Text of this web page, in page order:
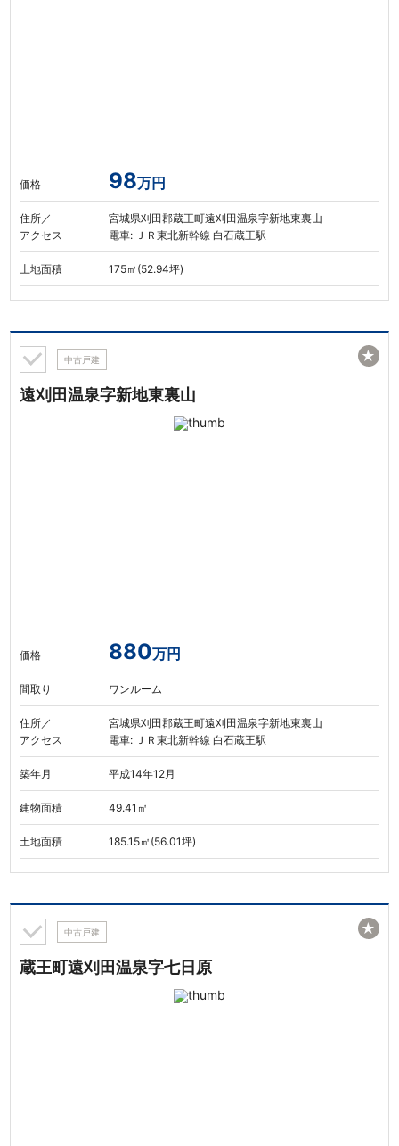
価格 98万円
住所／
アクセス
宮城県刈田郡蔵王町遠刈田温泉字新地東裏山
電車: ＪＲ東北新幹線 白石蔵王駅
土地面積 175㎡(52.94坪)
中古戸建
遠刈田温泉字新地東裏山
価格 880万円
間取り ワンルーム
住所／
アクセス
宮城県刈田郡蔵王町遠刈田温泉字新地東裏山
電車: ＪＲ東北新幹線 白石蔵王駅
築年月 平成14年12月
建物面積 49.41㎡
土地面積 185.15㎡(56.01坪)
★
中古戸建
蔵王町遠刈田温泉字七日原
★